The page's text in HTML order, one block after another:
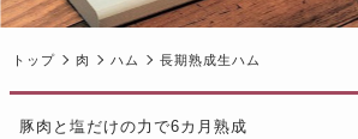
トップ 肉 ハム 長期熟成生ハム
豚肉と塩だけの力で6カ月熟成